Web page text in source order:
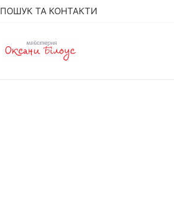
ПОШУК ТА КОНТАКТИ